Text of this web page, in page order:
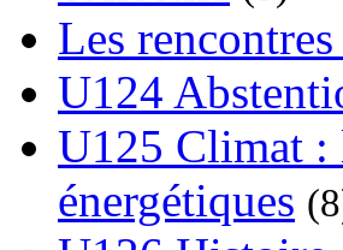
Les
U124
U125 Climat :
énergétiques